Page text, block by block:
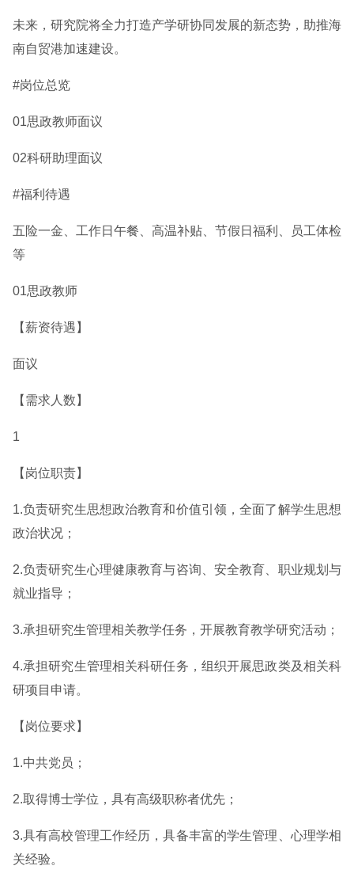
未来，研究院将全力打造产学研协同发展的新态势，助推海
南自贸港加速建设。
#岗位总览
01思政教师面议
02科研助理面议
#福利待遇
五险一金、工作日午餐、高温补贴、节假日福利、员工体检
等
01思政教师
【薪资待遇】
面议
【需求人数】
1
【岗位职责】
1.负责研究生思想政治教育和价值引领，全面了解学生思想
政治状况；
2.负责研究生心理健康教育与咨询、安全教育、职业规划与
就业指导；
3.承担研究生管理相关教学任务，开展教育教学研究活动；
4.承担研究生管理相关科研任务，组织开展思政类及相关科
研项目申请。
【岗位要求】
1.中共党员；
2.取得博士学位，具有高级职称者优先；
3.具有高校管理工作经历，具备丰富的学生管理、心理学相
关经验。